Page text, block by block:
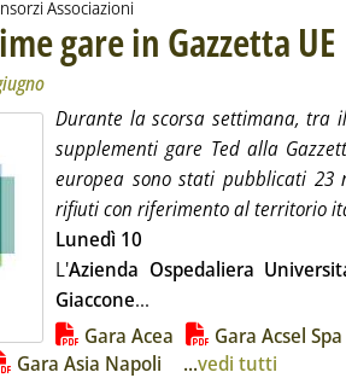
Associazioni
gare in Gazzetta UE
Durante la scorsa settimana, tra
supplementi gare Ted alla
europea sono stati pubblicati
rifiuti con riferimento al territorio
Lunedì 10
L'Azienda Ospedaliera
Giaccone...
alla notizia
Gara Acea
Gara Acsel Spa
Gara Asia Napoli ...vedi tutti